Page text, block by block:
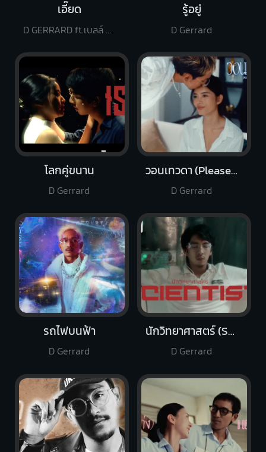
รถไฟบนฟ้า
D Gerrard
นักวิทยาศาสตร์ (Scientist)
D Gerrard
เอี๊ยด
D GERRARD ft.เบลล์ นิภาดา
โลกคู่ขนาน
D Gerrard
รู้อยู่
D Gerrard
วอนเทวดา (Please Mr.Angel)
D Gerrard